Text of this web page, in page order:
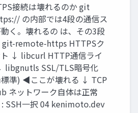
接続は壊れるのか git
の内部では4段の通信ス
く。壊れるの は、その3段
git-remote-https HTTPSク
ト ↓ libcurl HTTP通信ライ
libgnutls SSL/TLS暗号化
準) ◀ここが壊れる ↓ TCP
ネットワーク自体は正常
SSH一択 04 kenimoto.dev